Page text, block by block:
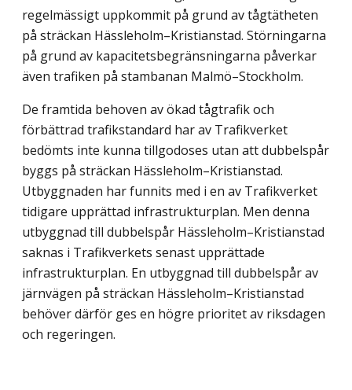
regelmässigt uppkommit på grund av tågtätheten
på sträckan Hässleholm–Kristianstad. Störningarna
på grund av kapacitetsbegränsningarna påverkar
även trafiken på stambanan Malmö–Stockholm.
De framtida behoven av ökad tågtrafik och
förbättrad trafikstandard har av Trafikverket
bedömts inte kunna tillgodoses utan att dubbelspår
byggs på sträckan Hässleholm–Kristianstad.
Utbyggnaden har funnits med i en av Trafikverket
tidigare upprättad infrastrukturplan. Men denna
utbyggnad till dubbelspår Hässleholm–Kristianstad
saknas i Trafikverkets senast upprättade
infrastrukturplan. En utbyggnad till dubbelspår av
järnvägen på sträckan Hässleholm–Kristianstad
behöver därför ges en högre prioritet av riksdagen
och regeringen.